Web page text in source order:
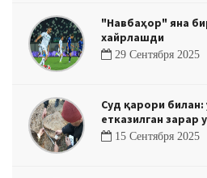
"Навбаҳор" яна
хайрлашди
29 Сентября 2025
Суд қарори билан:
етказилган зарар
15 Сентября 2025